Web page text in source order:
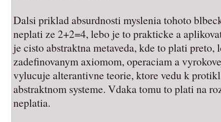
Dalsi priklad absurdnosti myslenia tohoto
neplati ze 2+2=4, lebo je to prakticke a
je cisto abstraktna metaveda, kde to plati preto,
zadefinovanym axiomom, operaciam a
vylucuje alterantivne teorie, ktore vedu k
abstraktnom systeme. Vdaka tomu to plati na
neplatia.